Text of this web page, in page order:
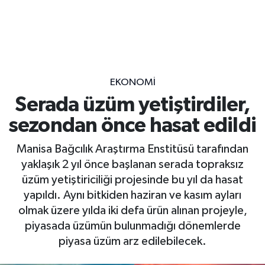
EKONOMİ
Serada üzüm yetiştirdiler,
sezondan önce hasat edildi
Manisa Bağcılık Araştırma Enstitüsü tarafından
yaklaşık 2 yıl önce başlanan serada topraksız
üzüm yetiştiriciliği projesinde bu yıl da hasat
yapıldı. Aynı bitkiden haziran ve kasım ayları
olmak üzere yılda iki defa ürün alınan projeyle,
piyasada üzümün bulunmadığı dönemlerde
piyasa üzüm arz edilebilecek.